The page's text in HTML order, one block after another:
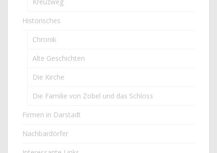
Historisches
Chronik
Alte Geschichten
Die Kirche
Die Familie von Zobel und das Schloss
Firmen in Darstadt
Nachbardörfer